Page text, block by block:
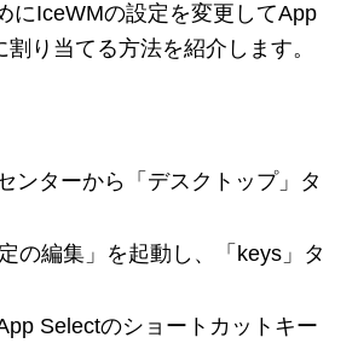
にIceWMの設定を変更してApp
り当てる方法を紹介します。
ンターから「デスクトップ」タ
の編集」を起動し、「keys」タ
Selectのショートカットキー